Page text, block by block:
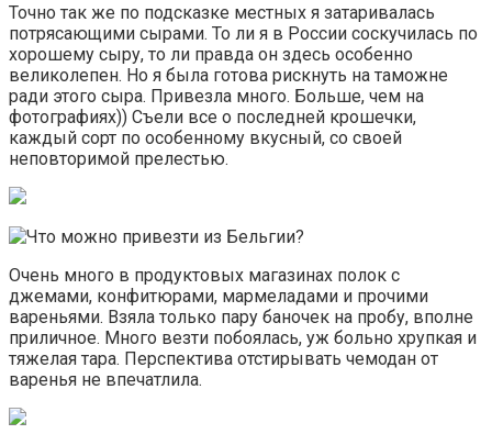
Точно так же по подсказке местных я затаривалась
потрясающими сырами. То ли я в России соскучилась по
хорошему сыру, то ли правда он здесь особенно
великолепен. Но я была готова рискнуть на таможне
ради этого сыра. Привезла много. Больше, чем на
фотографиях)) Съели все о последней крошечки,
каждый сорт по особенному вкусный, со своей
неповторимой прелестью.
Очень много в продуктовых магазинах полок с
джемами, конфитюрами, мармеладами и прочими
вареньями. Взяла только пару баночек на пробу, вполне
приличное. Много везти побоялась, уж больно хрупкая и
тяжелая тара. Перспектива отстирывать чемодан от
варенья не впечатлила.